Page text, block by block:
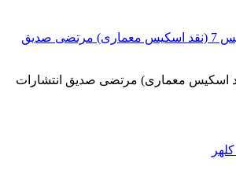
اسکیس 7 (نقد اسکیس معماری) مرتضی صدیق انتشارات